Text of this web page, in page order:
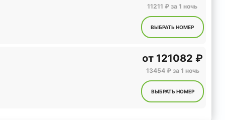
11211 ₽ за 1 ночь
ВЫБРАТЬ НОМЕР
от 121082 ₽
13454 ₽ за 1 ночь
ВЫБРАТЬ НОМЕР